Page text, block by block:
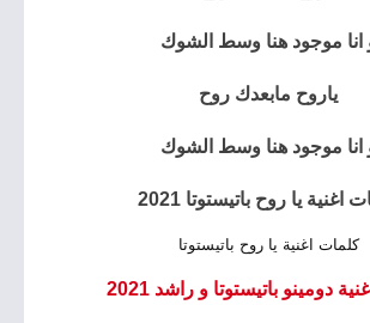
انا موجود هنا وسط الشوك
ياروح مابعدك روح
انا موجود هنا وسط الشوك
اغنية يا روح باتيستوتا 2021
كلمات اغنية يا روح باتيستوتا
دومينو باتيستوتا و راشد 2021